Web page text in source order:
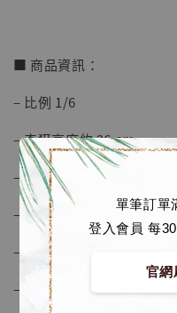
單筆訂單
登入會員 每
官網
【店內現貨】海
摩 [7STARS
■ 商品資訊：
– 比例 1/6
– 奇犽高度約 26 cm
– 小傑高度約 26 cm
– 酷拉皮卡高度約 31 cm
– 材質為 PU, 樹脂
– 帶限定編號